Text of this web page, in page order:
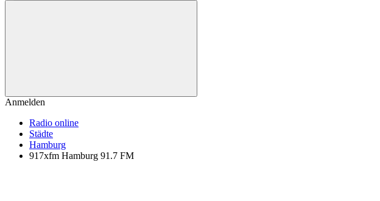
Anmelden
Radio online
Städte
Hamburg
917xfm Hamburg 91.7 FM